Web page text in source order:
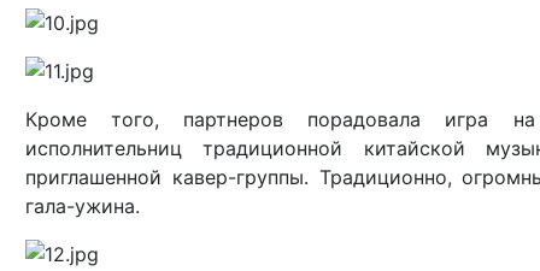
Кроме того, партнеров порадовала игра
исполнительниц традиционной китайской
приглашенной кавер-группы. Традиционно,
гала-ужина.